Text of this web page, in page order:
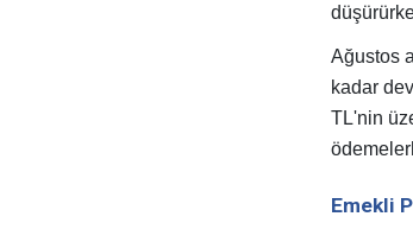
Ağustos
kadar
TL'nin
Emekli